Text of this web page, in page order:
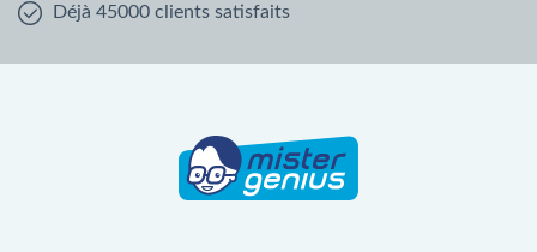
Déjà 45000 clients satisfaits